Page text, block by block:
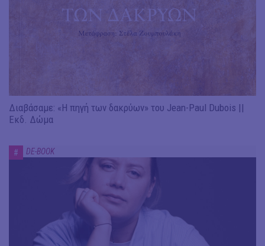
Διαβάσαμε: «Η πηγή των δακρύων» του Jean-Paul Dubois ||
Εκδ. Δώμα
# DE-BOOK